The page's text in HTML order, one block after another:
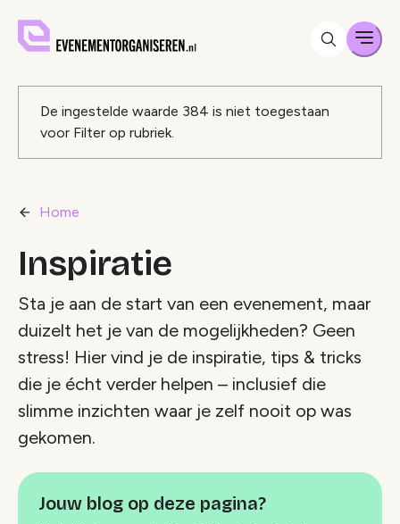
Foutmelding
De ingestelde waarde 384 is niet toegestaan
voor Filter op rubriek.
Home
Inspiratie
Sta je aan de start van een evenement, maar
duizelt het je van de mogelijkheden? Geen
stress! Hier vind je de inspiratie, tips & tricks
die je écht verder helpen – inclusief die
slimme inzichten waar je zelf nooit op was
gekomen.
Jouw blog op deze pagina?